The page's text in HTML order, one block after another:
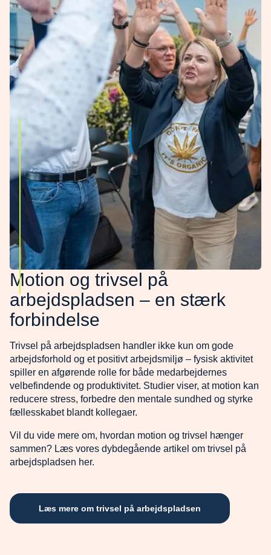
Motion og trivsel på
arbejdspladsen – en stærk
forbindelse
Trivsel på arbejdspladsen handler ikke kun om gode
arbejdsforhold og et positivt arbejdsmiljø – fysisk aktivitet
spiller en afgørende rolle for både medarbejdernes
velbefindende og produktivitet. Studier viser, at motion kan
reducere stress, forbedre den mentale sundhed og styrke
fællesskabet blandt kollegaer.
Vil du vide mere om, hvordan motion og trivsel hænger
sammen? Læs vores dybdegående artikel om trivsel på
arbejdspladsen her.
Læs mere om trivsel på arbejdspladsen